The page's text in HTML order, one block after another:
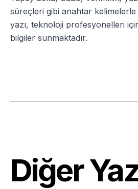
süreçleri gibi anahtar
yazı, teknoloji profesyonelleri
bilgiler sunmaktadır.
Diğer